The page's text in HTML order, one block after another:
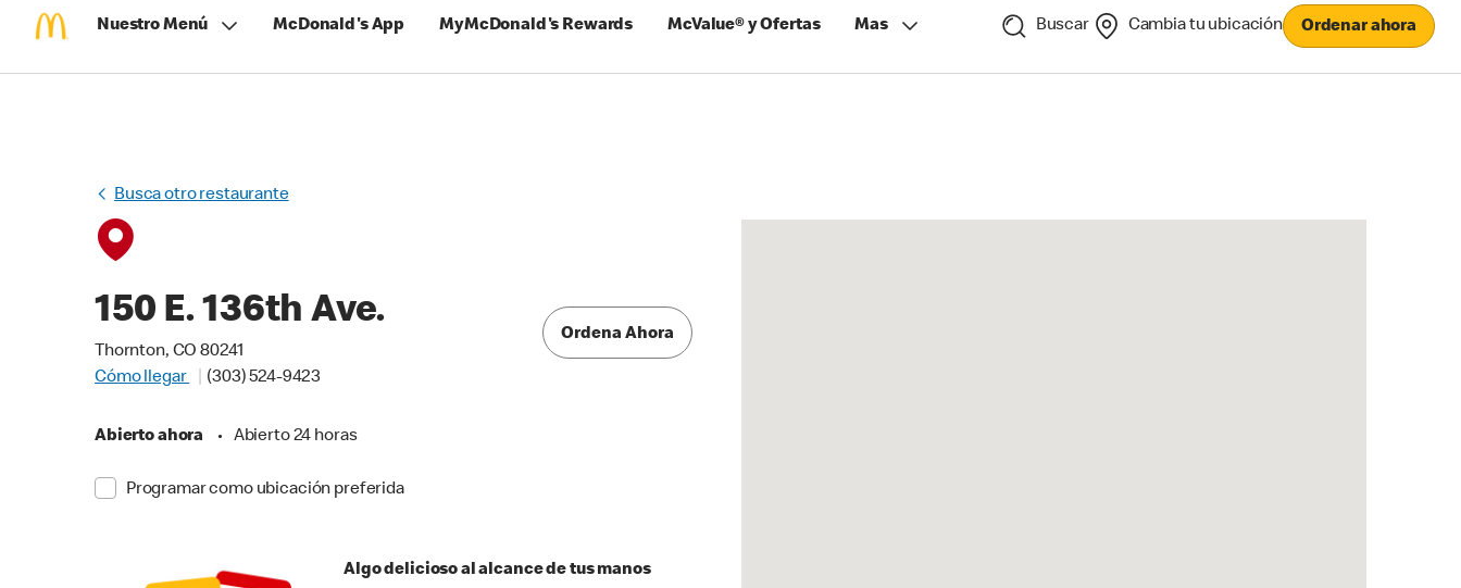
Nuestro Menú McDonald's App MyMcDonald's Rewards McValue® y Ofertas Mas Buscar Cambia tu ubicación Ordenar ahora
Busca otro restaurante
150 E. 136th Ave.
Thornton, CO 80241
Cómo llegar
(303) 524-9423
Abierto ahora • Abierto 24 horas
Programar como ubicación preferida
Ordena Ahora
Algo delicioso al alcance de tus manos